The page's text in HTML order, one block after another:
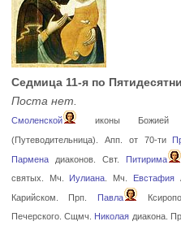
Седмица 11-я по
Поста нет.
Смоленской
иконы Божией
(Путеводительница). Апп. от 70-ти
Парменадиаконов. Свт. Питирима
святых. Мч.
Иулиана . Мч. Евстафия
Карийском. Прп.
Павла
Печерского. Сщмч.
Николая диакона.